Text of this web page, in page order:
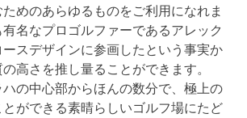
めのあらゆるものをご利用になれま
名なプロゴルファーであるアレック
スデザインに参画したという事実か
高さを推し量ることができます。
ハの中心部からほんの数分で、極上の
ができる素晴らしいゴルフ場にたど